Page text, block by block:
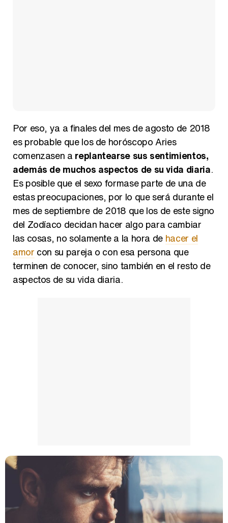
Por eso, ya a finales del mes de agosto de 2018
es probable que los de horóscopo Aries
comenzasen a replantearse sus sentimientos,
además de muchos aspectos de su vida diaria.
Es posible que el sexo formase parte de una de
estas preocupaciones, por lo que será durante el
mes de septiembre de 2018 que los de este signo
del Zodíaco decidan hacer algo para cambiar
las cosas, no solamente a la hora de hacer el
amor con su pareja o con esa persona que
terminen de conocer, sino también en el resto de
aspectos de su vida diaria.